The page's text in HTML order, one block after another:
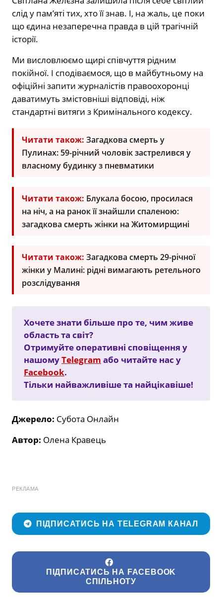
слід у пам’яті тих, хто її знав. І, на жаль, це поки
що єдина незаперечна правда в цій трагічній
історії.
Ми висловлюємо щирі співчуття рідним
покійної. І сподіваємося, що в майбутньому на
офіційні запити журналістів правоохоронці
даватимуть змістовніші відповіді, ніж
стандартні витяги з Кримінального кодексу.
Читати також: Загадкова смерть у
Пулинах: 59-річний чоловік застрелився у
власному будинку з пневматики
Читати також: Блукала босою, просилася
на ніч, а на ранок її знайшли спаленою:
загадкова смерть жінки на Житомирщині
Читати також: Загадкова смерть 29-річної
жінки у Малині: рідні вимагають ретельного
розслідування
Хочете знати більше про те, чим живе
область та світ?
Отримуйте оперативні сповіщення у
нашомуTelegram або читайте нас у
Facebook.
Тільки найважливіше та найцікавіше!
Джерело: Субота Онлайн
Автор: Олена Кравець
РЕКЛАМА
ПІДПИСАТИСЬ НА TELEGRAM КАНАЛ
ПІДПИСАТИСЬ НА FACEBOOK
СПІЛЬНОТУ